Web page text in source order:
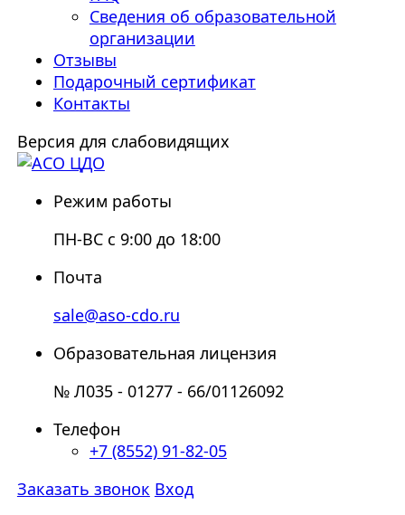
Сведения об образовательной
организации
Отзывы
Подарочный сертификат
Контакты
Версия для слабовидящих
Режим работы
ПН-ВС с 9:00 до 18:00
Почта
sale@aso-cdo.ru
Образовательная лицензия
№ Л035 - 01277 - 66/01126092
Телефон
+7 (8552) 91-82-05
Заказать звонок Вход